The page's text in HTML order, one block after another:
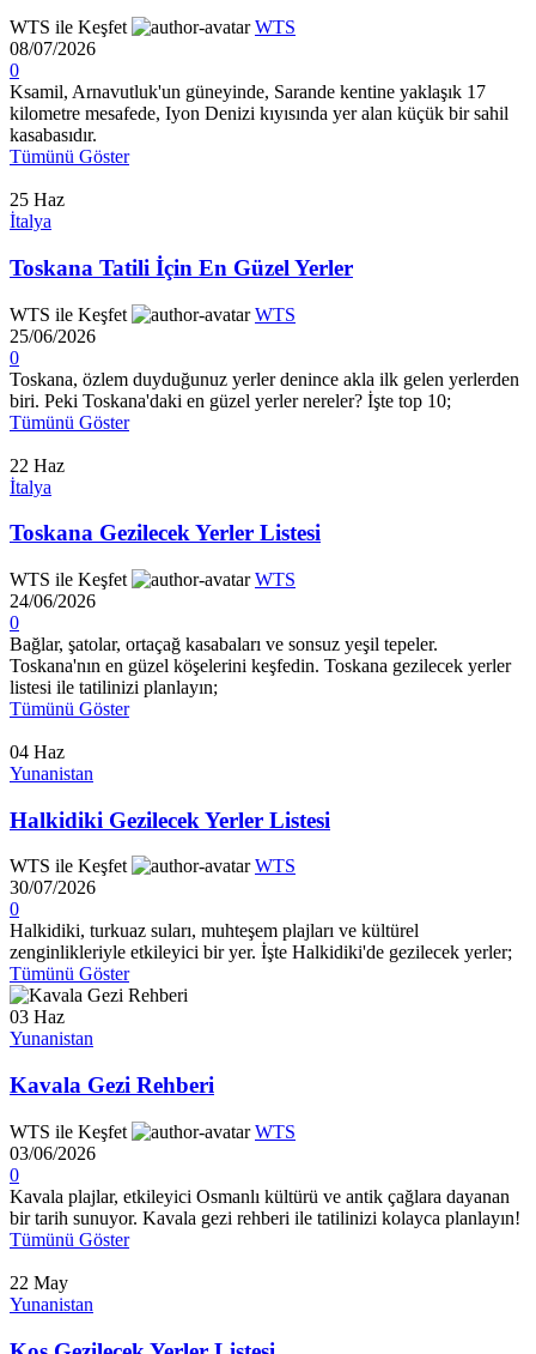
WTS ile Keşfet
WTS
08/07/2026
0
Ksamil, Arnavutluk'un güneyinde, Sarande kentine yaklaşık 17
kilometre mesafede, Iyon Denizi kıyısında yer alan küçük bir sahil
kasabasıdır.
Tümünü Göster
25 Haz
İtalya
Toskana Tatili İçin En Güzel Yerler
WTS ile Keşfet
WTS
25/06/2026
0
Toskana, özlem duyduğunuz yerler denince akla ilk gelen yerlerden
biri. Peki Toskana'daki en güzel yerler nereler? İşte top 10;
Tümünü Göster
22 Haz
İtalya
Toskana Gezilecek Yerler Listesi
WTS ile Keşfet
WTS
24/06/2026
0
Bağlar, şatolar, ortaçağ kasabaları ve sonsuz yeşil tepeler.
Toskana'nın en güzel köşelerini keşfedin. Toskana gezilecek yerler
listesi ile tatilinizi planlayın;
Tümünü Göster
04 Haz
Yunanistan
Halkidiki Gezilecek Yerler Listesi
WTS ile Keşfet
WTS
30/07/2026
0
Halkidiki, turkuaz suları, muhteşem plajları ve kültürel
zenginlikleriyle etkileyici bir yer. İşte Halkidiki'de gezilecek yerler;
Tümünü Göster
03 Haz
Yunanistan
Kavala Gezi Rehberi
WTS ile Keşfet
WTS
03/06/2026
0
Kavala plajlar, etkileyici Osmanlı kültürü ve antik çağlara dayanan
bir tarih sunuyor. Kavala gezi rehberi ile tatilinizi kolayca planlayın!
Tümünü Göster
22 May
Yunanistan